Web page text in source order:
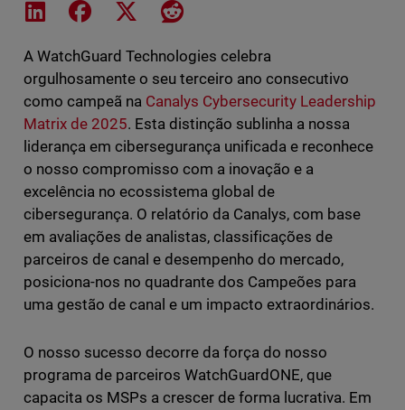
Share on LinkedIn
Share on Facebook
Share on XShare on Reddit
A WatchGuard Technologies celebra
orgulhosamente o seu terceiro ano consecutivo
como campeã na Canalys Cybersecurity Leadership
Matrix de 2025. Esta distinção sublinha a nossa
liderança em cibersegurança unificada e reconhece
o nosso compromisso com a inovação e a
excelência no ecossistema global de
cibersegurança. O relatório da Canalys, com base
em avaliações de analistas, classificações de
parceiros de canal e desempenho do mercado,
posiciona-nos no quadrante dos Campeões para
uma gestão de canal e um impacto extraordinários.
O nosso sucesso decorre da força do nosso
programa de parceiros WatchGuardONE, que
capacita os MSPs a crescer de forma lucrativa. Em